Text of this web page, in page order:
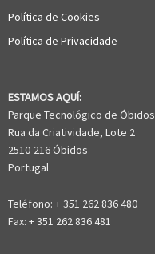
Política de Cookies
Política de Privacidade
ESTAMOS AQUÍ:
Parque Tecnológico de Óbidos
Rua da Criatividade, Lote 2
2510-216 Óbidos
Portugal
Teléfono: + 351 262 836 480
Fax: + 351 262 836 481